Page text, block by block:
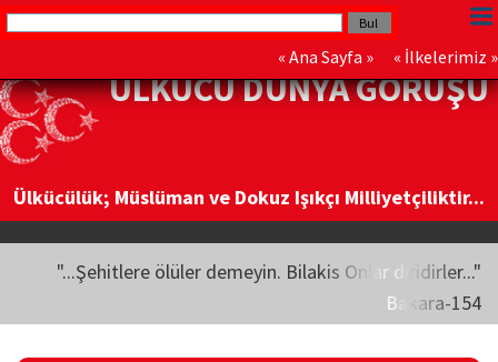
« Ana Sayfa » « İlkelerimiz »
ÜLKÜCÜ DÜNYA GÖRÜŞÜ
Ülkücülük; Müslüman ve Dokuz Işıkçı Milliyetçiliktir...
"...Şehitlere ölüler demeyin. Bilakis Onlar diridirler..."
Bakara-154